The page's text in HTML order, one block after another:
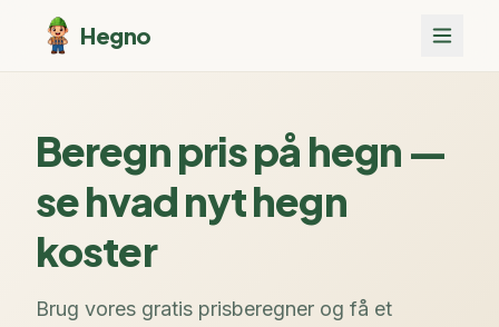
Hegno
Beregn pris på hegn —
se hvad nyt hegn
koster
Brug vores gratis prisberegner og få et